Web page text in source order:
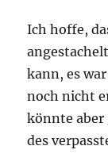
Ich hoffe,
kann, es
noch nicht
könnte aber
des